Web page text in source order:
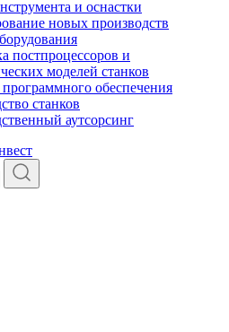
и оснастки
новых производств
постпроцессоров и
моделей станков
обеспечения
станков
аутсорсинг